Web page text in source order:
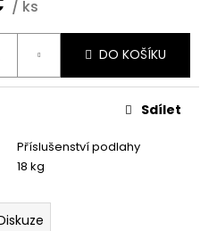
/ ks
DO KOŠÍKU
Příslušenství podlahy
18 kg
Sdílet